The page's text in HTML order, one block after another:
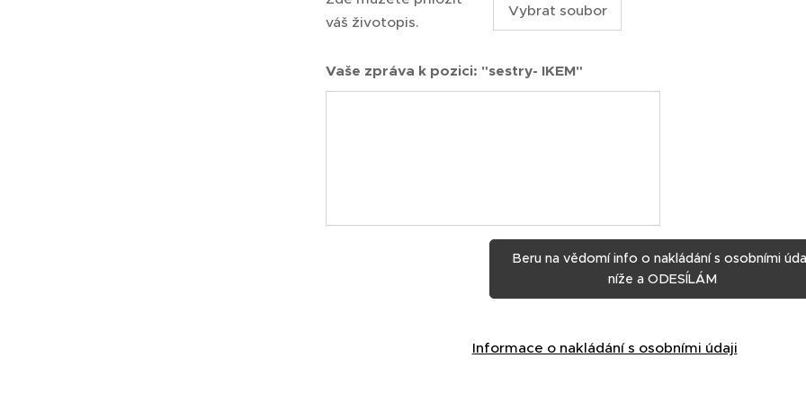
váš životopis.
Vybrat soubor
Vaše zpráva k pozici: "sestry- IKEM"
Beru na vědomí info o nakládání s osobními
níže a ODESÍLÁM
Informace o nakládání s osobními údaji